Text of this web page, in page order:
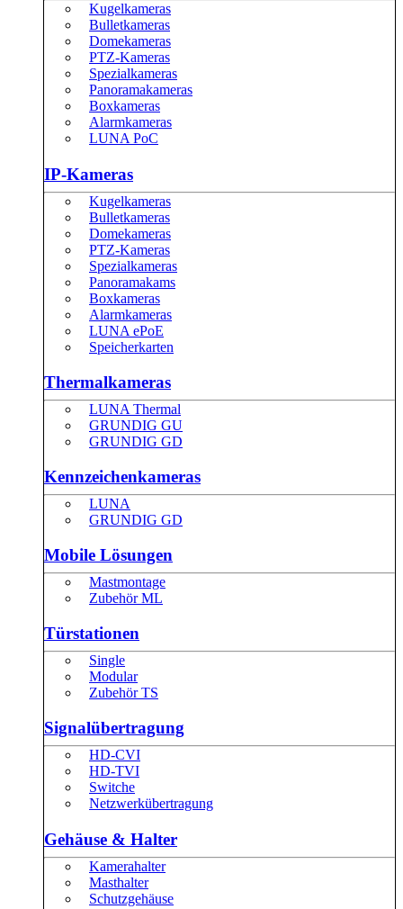
Kugelkameras
Bulletkameras
Domekameras
PTZ-Kameras
Spezialkameras
Panoramakameras
Boxkameras
Alarmkameras
LUNA PoC
IP-Kameras
Kugelkameras
Bulletkameras
Domekameras
PTZ-Kameras
Spezialkameras
Panoramakams
Boxkameras
Alarmkameras
LUNA ePoE
Speicherkarten
Thermalkameras
LUNA Thermal
GRUNDIG GU
GRUNDIG GD
Kennzeichenkameras
LUNA
GRUNDIG GD
Mobile Lösungen
Mastmontage
Zubehör ML
Türstationen
Single
Modular
Zubehör TS
Signalübertragung
HD-CVI
HD-TVI
Switche
Netzwerkübertragung
Gehäuse & Halter
Kamerahalter
Masthalter
Schutzgehäuse